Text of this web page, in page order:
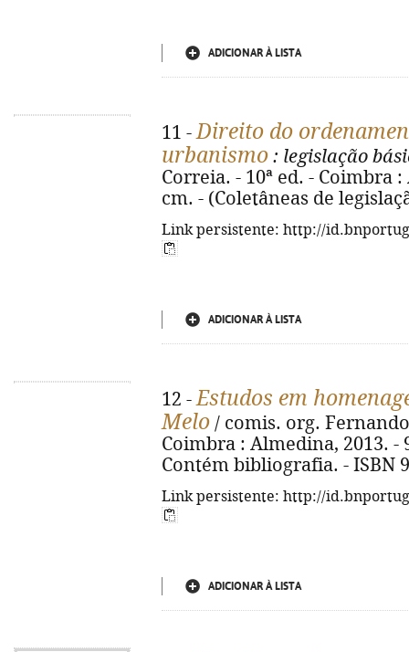
ADICIONAR À LISTA
11 -Direito do
urbanismo : legislação
Correia. - 10ª ed. - Coimbra
cm. - (Coletâneas de
Link persistente: http://
ADICIONAR À LISTA
12 -Estudos em
Melo / comis. org.
Coimbra : Almedina, 2013. -
Contém bibliografia. - ISBN
Link persistente: http://
ADICIONAR À LISTA